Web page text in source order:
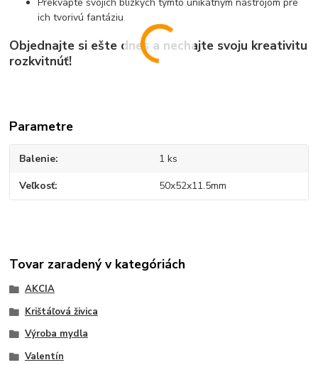
Prekvapte svojich blízkych týmto unikátnym nástrojom pre
ich tvorivú fantáziu.
Objednajte si ešte dnes a nechajte svoju kreativitu
rozkvitnúť!
Parametre
Balenie 1 ks
Veľkosť 50x52x11.5mm
Tovar zaradený v kategóriách
AKCIA
Krištáľová živica
Výroba mydla
Valentín